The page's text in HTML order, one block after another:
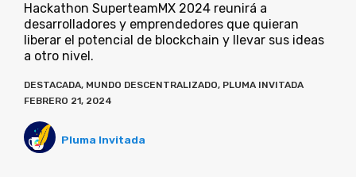
Hackathon SuperteamMX 2024 reunirá a
desarrolladores y emprendedores que quieran
liberar el potencial de blockchain y llevar sus ideas
a otro nivel.
DESTACADA, MUNDO DESCENTRALIZADO, PLUMA INVITADA
FEBRERO 21, 2024
Pluma Invitada